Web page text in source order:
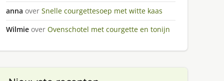
anna over Snelle courgettesoep met witte kaas
Wilmie over Ovenschotel met courgette en tonijn